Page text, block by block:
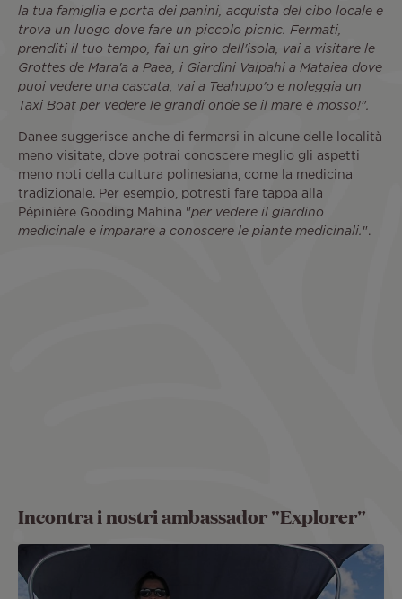
la tua famiglia e porta dei panini, acquista del cibo locale e
trova un luogo dove fare un piccolo picnic. Fermati,
prenditi il tuo tempo, fai un giro dell'isola, vai a visitare le
Grottes de Mara'a a Paea, i Giardini Vaipahi a Mataiea dove
puoi vedere una cascata, vai a Teahupo'o e noleggia un
Taxi Boat per vedere le grandi onde se il mare è mosso!".
Danee suggerisce anche di fermarsi in alcune delle località
meno visitate, dove potrai conoscere meglio gli aspetti
meno noti della cultura polinesiana, come la medicina
tradizionale. Per esempio, potresti fare tappa alla
Pépinière Gooding Mahina "per vedere il giardino
medicinale e imparare a conoscere le piante medicinali. ".
Incontra i nostri ambassador "Explorer"